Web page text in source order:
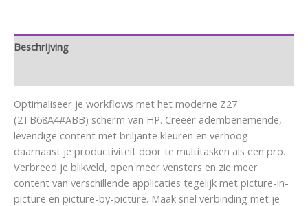
Beschrijving
Optimaliseer je workflows met het moderne Z27
(2TB68A4#ABB) scherm van HP. Creëer adembenemende,
levendige content met briljante kleuren en verhoog
daarnaast je productiviteit door te multitasken als een pro.
Verbreed je blikveld, open meer vensters en zie meer
content van verschillende applicaties tegelijk met picture-in-
picture en picture-by-picture. Maak snel verbinding met je